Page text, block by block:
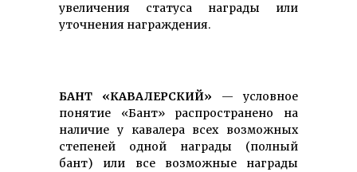
увеличения статуса награды или
уточнения награждения.
БАНТ «КАВАЛЕРСКИЙ» — условное
понятие «Бант» распространено на
наличие у кавалера всех возможных
степеней одной награды (полный
бант) или все возможные награды